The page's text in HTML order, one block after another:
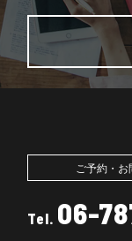
ご予約・お
Tel. 06-